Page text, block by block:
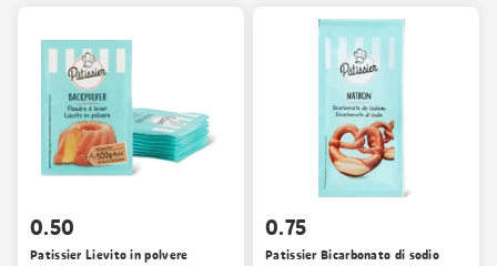
0.50
Patissier Lievito in polvere
0.75
Patissier Bicarbonato di sodio